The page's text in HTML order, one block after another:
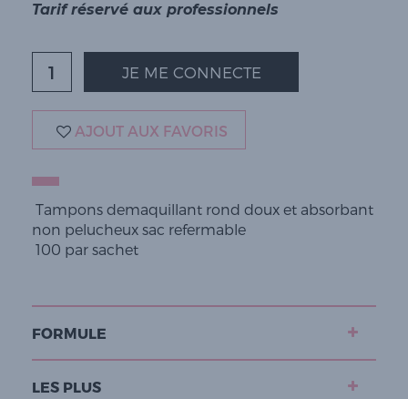
Tarif réservé aux professionnels
JE ME CONNECTE
AJOUT AUX FAVORIS
 Tampons demaquillant rond doux et absorbant
non pelucheux sac refermable
 100 par sachet
FORMULE
LES PLUS